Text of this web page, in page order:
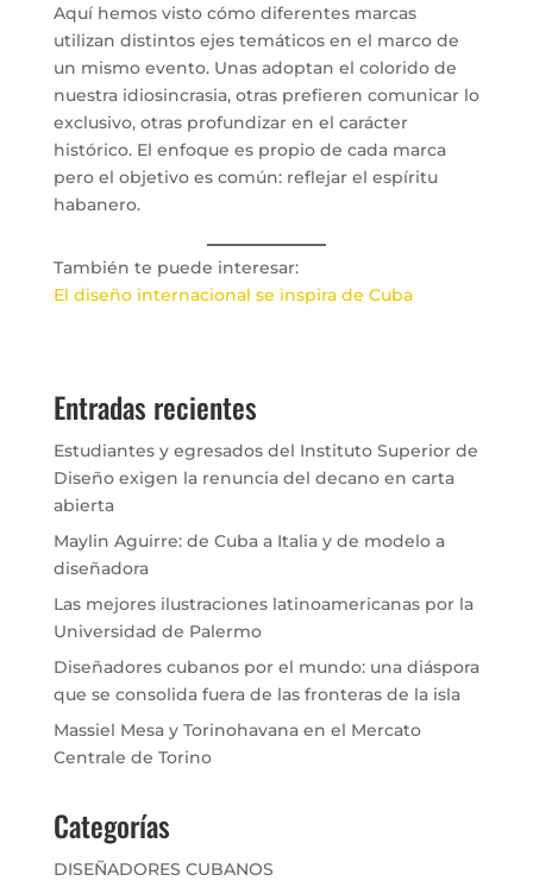
Aquí hemos visto cómo diferentes marcas
utilizan distintos ejes temáticos en el marco de
un mismo evento. Unas adoptan el colorido de
nuestra idiosincrasia, otras prefieren comunicar lo
exclusivo, otras profundizar en el carácter
histórico. El enfoque es propio de cada marca
pero el objetivo es común: reflejar el espíritu
habanero.
También te puede interesar:
El diseño internacional se inspira de Cuba
Entradas recientes
Estudiantes y egresados del Instituto Superior de
Diseño exigen la renuncia del decano en carta
abierta
Maylin Aguirre: de Cuba a Italia y de modelo a
diseñadora
Las mejores ilustraciones latinoamericanas por la
Universidad de Palermo
Diseñadores cubanos por el mundo: una diáspora
que se consolida fuera de las fronteras de la isla
Massiel Mesa y Torinohavana en el Mercato
Centrale de Torino
Categorías
DISEÑADORES CUBANOS